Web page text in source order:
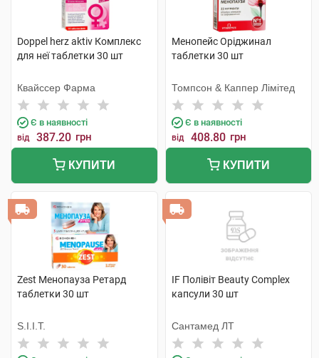
Doppel herz aktiv Комплекс
для неї таблетки 30 шт
Квайссер Фарма
Є в наявності
від 387.20 грн
КУПИТИ
Менопейс Оріджинал
таблетки 30 шт
Томпсон & Каппер Лімітед
Є в наявності
від 408.80 грн
КУПИТИ
Zest Менопауза Ретард
таблетки 30 шт
S.I.I.T.
IF Полівіт Beauty Complex
капсули 30 шт
Сантамед ЛТ